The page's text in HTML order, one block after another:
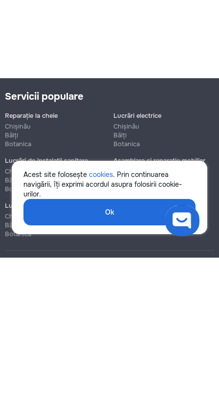
Acest site folosește cookies. Prin continuarea
navigării, îți exprimi acordul asupra folosirii cookie-
urilor.
Ok
Servicii populare
Reparație la cheie
Chișinău
Bălți
Botanica
Lucrări electrice
Chișinău
Bălți
Botanica
Lucrări de instalații sanitare
Chișinău
Bălți
Botanica
Asamblare și reparație mobilier
Chișinău
Botanica
Lucrări de construcție și instalare
Chișinău
Bălți
Botanica